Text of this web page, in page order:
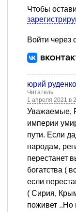
Чтобы
Войти через
юрий руденко
Читатель
1 апреля 2021 в
Уважаемые,
империи
пути. Если
народам,
перестанет
богатства (
если
( Сирия,
поживет ..Но